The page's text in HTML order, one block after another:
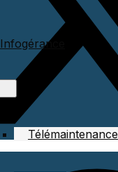
Infogérance
Télémaintenance